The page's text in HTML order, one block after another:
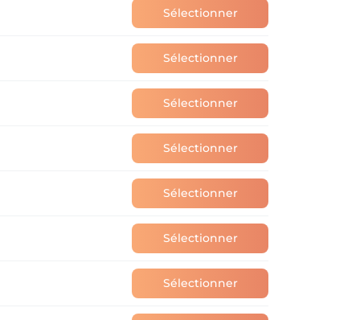
Sélectionner
Sélectionner
Sélectionner
Sélectionner
Sélectionner
Sélectionner
Sélectionner